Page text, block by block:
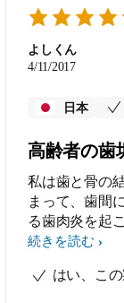
よしくん
4/11/2017
日本
高齢者の歯
私は歯と骨の
まって、歯間
る歯肉炎を起
社のエアーフ
去してからエ
続きを読む
はい、こ